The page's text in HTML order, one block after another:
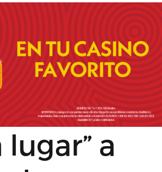
a